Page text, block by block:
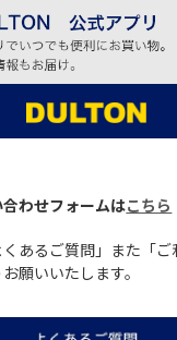
わせフォームはこちら
あるご質問」また「
願いいたします。